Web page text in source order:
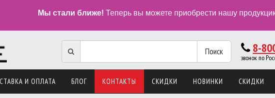
Мы стали ближе! Теперь вы можете приобрести нашу
Поиск 8-
звонок по
И ОПЛАТА БЛОГ КОНТАКТЫ СКИДКИ НОВИНКИ СКИДКИ